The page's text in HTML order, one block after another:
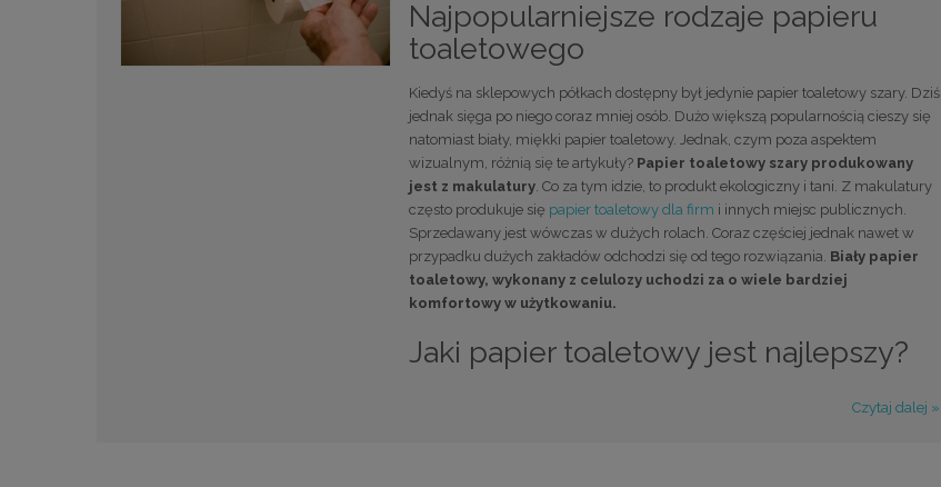
Najpopularniejsze rodzaje papieru
toaletowego
Kiedyś na sklepowych półkach dostępny był jedynie papier toaletowy szary. Dziś
jednak sięga po niego coraz mniej osób. Dużo większą popularnością cieszy się
natomiast biały, miękki papier toaletowy. Jednak, czym poza aspektem
wizualnym, różnią się te artykuły? Papier toaletowy szary produkowany
jest z makulatury. Co za tym idzie, to produkt ekologiczny i tani. Z makulatury
często produkuje się papier toaletowy dla firm i innych miejsc publicznych.
Sprzedawany jest wówczas w dużych rolach. Coraz częściej jednak nawet w
przypadku dużych zakładów odchodzi się od tego rozwiązania. Biały papier
toaletowy, wykonany z celulozy uchodzi za o wiele bardziej
komfortowy w użytkowaniu.
Jaki papier toaletowy jest najlepszy?
Czytaj dalej »